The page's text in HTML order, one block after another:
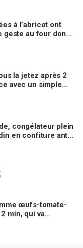
à l’abricot ont
au four donne
la jetez après 2
avec un simple
congélateur plein
en confiture anti-
œufs-tomate-
min, qui va